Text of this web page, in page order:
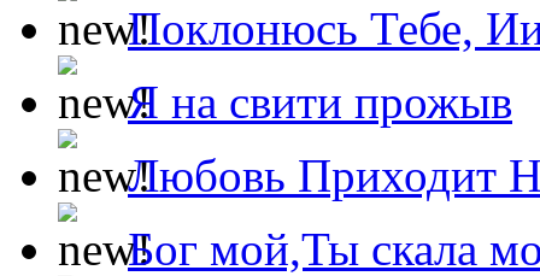
Поклонюсь Тебе,
Я на свити прожыв
Любовь Приходит
Бог мой,Ты скала